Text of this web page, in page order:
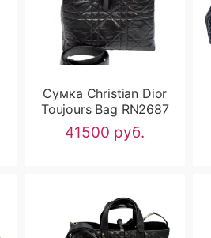
Сумка Christian Dior
Toujours Bag RN2687
41500 руб.